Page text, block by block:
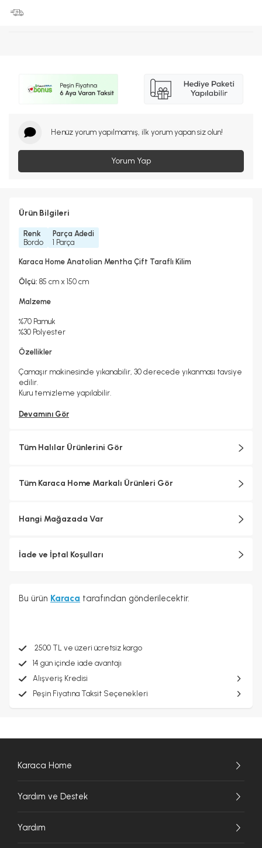
Henüz yorum yapılmamış, ilk yorum yapan siz olun!
Yorum Yap
Ürün Bilgileri
Renk
Bordo
Parça Adedi
1 Parça
Karaca Home Anatolian Mentha Çift Taraflı Kilim
Ölçü: 85 cm x 150 cm
Malzeme
%70 Pamuk
%30 Polyester
Özellikler
Çamaşır makinesinde yıkanabilir, 30 derecede yıkanması tavsiye
edilir.
Kuru temizleme yapılabilir.
Devamını Gör
Tüm Halılar Ürünlerini Gör
Tüm Karaca Home Markalı Ürünleri Gör
Hangi Mağazada Var
İade ve İptal Koşulları
Bu ürün Karaca tarafından gönderilecektir.
2500 TL ve üzeri ücretsiz kargo
14 gün içinde iade avantajı
Alışveriş Kredisi
Peşin Fiyatına Taksit Seçenekleri
Karaca Home
Yardım ve Destek
Yardım